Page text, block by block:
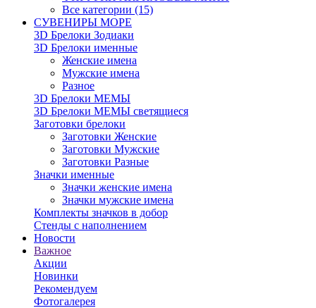
Все категории (15)
СУВЕНИРЫ МОРЕ
3D Брелоки Зодиаки
3D Брелоки именные
Женские имена
Мужские имена
Разное
3D Брелоки МЕМЫ
3D Брелоки МЕМЫ светящиеся
Заготовки брелоки
Заготовки Женские
Заготовки Мужские
Заготовки Разные
Значки именные
Значки женские имена
Значки мужские имена
Комплекты значков в добор
Стенды с наполнением
Новости
Важное
Акции
Новинки
Рекомендуем
Фотогалерея